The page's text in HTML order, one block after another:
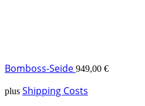
Bomboss-Seide 949,00 €
plus Shipping Costs